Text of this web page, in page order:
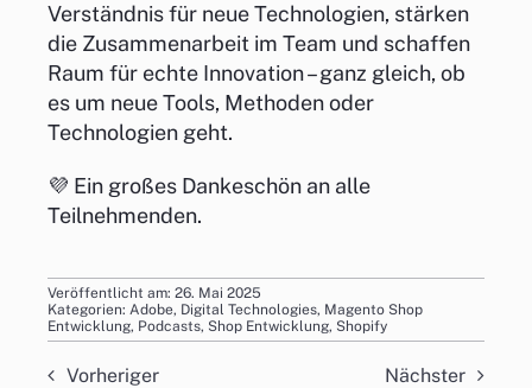
Verständnis für neue Technologien, stärken
die Zusammenarbeit im Team und schaffen
Raum für echte Innovation – ganz gleich, ob
es um neue Tools, Methoden oder
Technologien geht.
💜 Ein großes Dankeschön an alle
Teilnehmenden.
Veröffentlicht am: 26. Mai 2025
Kategorien: Adobe, Digital Technologies, Magento Shop
Entwicklung, Podcasts, Shop Entwicklung, Shopify
Vorheriger Nächster